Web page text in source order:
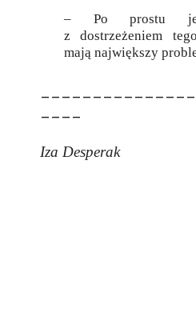
– Po prostu
z dostrzeżeniem
mają największy
Iza Desperak